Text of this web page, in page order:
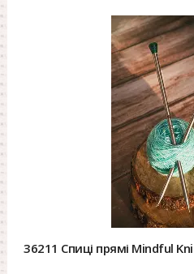
36211 Спиці прямі Mindful